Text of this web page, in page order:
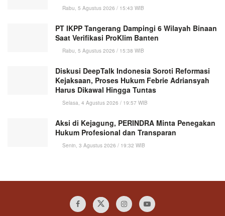
Rabu, 5 Agustus 2026 / 15:43 WIB
PT IKPP Tangerang Dampingi 6 Wilayah Binaan
Saat Verifikasi ProKlim Banten
Rabu, 5 Agustus 2026 / 15:38 WIB
Diskusi DeepTalk Indonesia Soroti Reformasi
Kejaksaan, Proses Hukum Febrie Adriansyah
Harus Dikawal Hingga Tuntas
Selasa, 4 Agustus 2026 / 19:57 WIB
Aksi di Kejagung, PERINDRA Minta Penegakan
Hukum Profesional dan Transparan
Senin, 3 Agustus 2026 / 19:32 WIB